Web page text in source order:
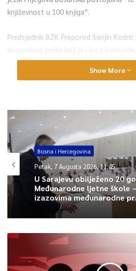
književnost u 100 knjiga”.
Predsjednik BZK Preporod Sanjin
bosanskog jezika koji je i kroz
aspekt djelovanja i rada BZK
Dževada Jahića želi skrenuti pažnja
jedan kreativniji, obzirniji odnos prema
javnoga komuniciranja ali isto tako i
književnog stvaranja.
Ministrica za odgoj i obrazovanje
Hota-Muminović kazala je da voljeti
govoriti ga, služiti se njim u suštini ne
– Što prije spoznamo to svi u BiH to će
svima bude dobro – kazala je Hota -
Show More
Bosna i Hercegovina
Petak, 7 Augusta 2026, 11:45
U Sarajevu obilježeno 20
Međunarodne ljetne škole
izazovima međunarodne